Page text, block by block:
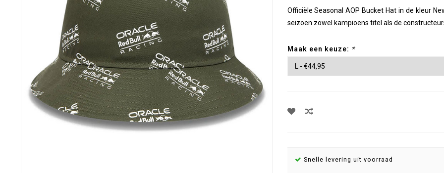
Officiële Seasonal AOP Bucket Hat in de kleur
seizoen zowel kampioens titel als de
Maak een keuze: *
Snelle levering uit voorraad